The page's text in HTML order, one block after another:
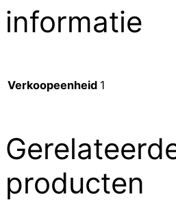
informatie
Verkoopeenheid 1
producten